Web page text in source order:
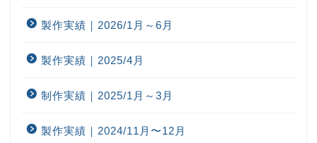
製作実績｜2026/1月～6月
製作実績｜2025/4月
制作実績｜2025/1月～3月
製作実績｜2024/11月〜12月